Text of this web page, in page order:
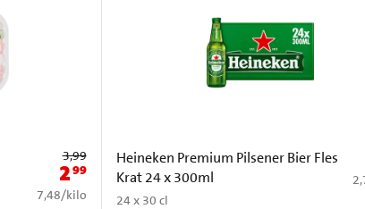
Oude prijs: € 3,99
3,99
Nieuwe prijs: € 2,99
299
€ 7,48 per kilo
7,48/kilo
Heineken Premium Pilsener Bier Fles
Krat 24 x 300ml
24 x 30 cl
€